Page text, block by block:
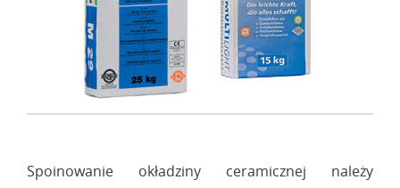
Spoinowanie okładziny ceramicznej należy